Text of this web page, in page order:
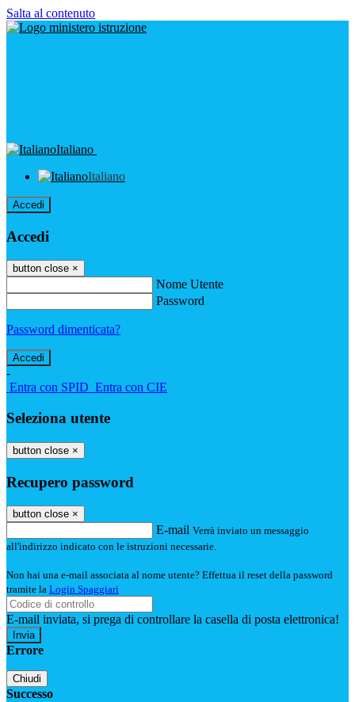
Salta al contenuto
Italiano
Italiano
Accedi
Accedi
button close ×
Nome Utente
Password
Password dimenticata?
-
Entra con SPID Entra con CIE
Seleziona utente
button close ×
Recupero password
button close ×
E-mail Verrà inviato un messaggio
all'indirizzo indicato con le istruzioni necessarie.
Non hai una e-mail associata al nome utente? Effettua il reset della password
tramite la Login Spaggiari
E-mail inviata, si prega di controllare la casella di posta elettronica!
Errore
Chiudi
Successo